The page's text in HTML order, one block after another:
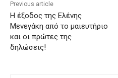
Previous article
H έξοδος της Ελένης
Μενεγάκη από το μαιευτήριο
και οι πρώτες της
δηλώσεις!